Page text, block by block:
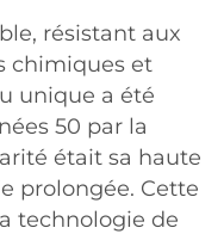
résistant aux
chimiques et
unique a été
50 par la
était sa haute
prolongée. Cette
technologie de